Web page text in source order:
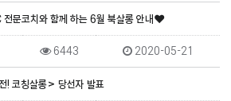
문코치와 함께 하는 6월 북살롱 안내♥
6443 2020-05-21
! 코칭살롱> 당선자 발표